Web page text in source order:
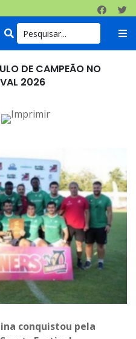
DE CAMPEÃO NO
2026
conquistou pela